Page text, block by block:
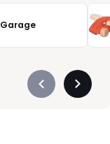
Garage
Précédent